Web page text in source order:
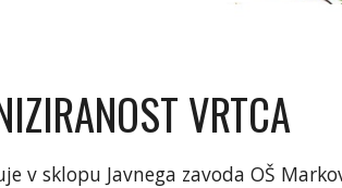
VRTCA
v sklopu Javnega zavoda OŠ